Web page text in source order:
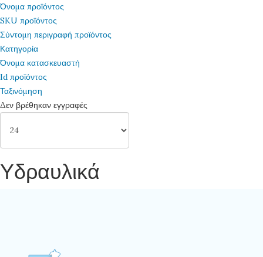
Όνομα προϊόντος
SKU προϊόντος
Σύντομη περιγραφή προϊόντος
Κατηγορία
Όνομα κατασκευαστή
Id προϊόντος
Ταξινόμηση
Δεν βρέθηκαν εγγραφές
Υδραυλικά